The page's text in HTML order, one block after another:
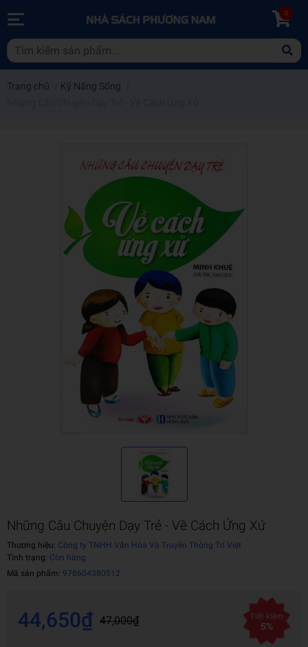
0
Trang chủ Kỹ Năng Sống
Những Câu Chuyện Dạy Trẻ - Về Cách Ứng Xử
Thương hiệu: Công ty TNHH Văn Hóa Và Truyền Thông Trí Việt
Tình trạng: Còn hàng
Mã sản phẩm: 978604380512
44,650₫ 47,000₫ Tiết kiệm
5%